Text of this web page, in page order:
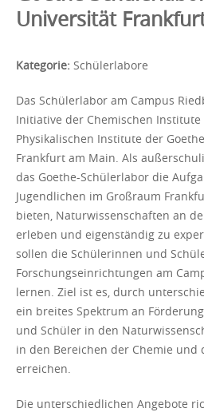
Universität
Kategorie: Schülerlabore
Das Schülerlabor am Campus
Initiative der Chemischen
Physikalischen Institute der
Frankfurt am Main. Als
das Goethe-Schülerlabor die
Jugendlichen im Großraum
bieten, Naturwissenschaften an
erleben und eigenständig zu
sollen die Schülerinnen und
Forschungseinrichtungen am
lernen. Ziel ist es, durch
ein breites Spektrum an
und Schüler in den
in den Bereichen der Chemie und
erreichen.
Die unterschiedlichen Angebote